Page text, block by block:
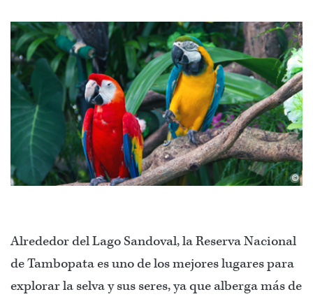
©
Alrededor del Lago Sandoval, la Reserva Nacional
de Tambopata es uno de los mejores lugares para
explorar la selva y sus seres, ya que alberga más de